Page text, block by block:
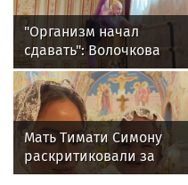
"Организм начал
сдавать": Волочкова
раскрыла причину
отсутствия фотографий
со шпагатами
Мать Тимати Симону
раскритиковали за
неудачные фото